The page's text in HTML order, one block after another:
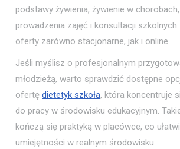
podstawy żywienia, żywienie w
prowadzenia zajęć i konsultacji
oferty zarówno stacjonarne, jak i online.
Jeśli myślisz o profesjonalnym
młodzieżą, warto sprawdzić dostępne
ofertę dietetyk szkoła, która koncentruje
do pracy w środowisku edukacyjnym.
kończą się praktyką w placówce, co
umiejętności w realnym środowisku.